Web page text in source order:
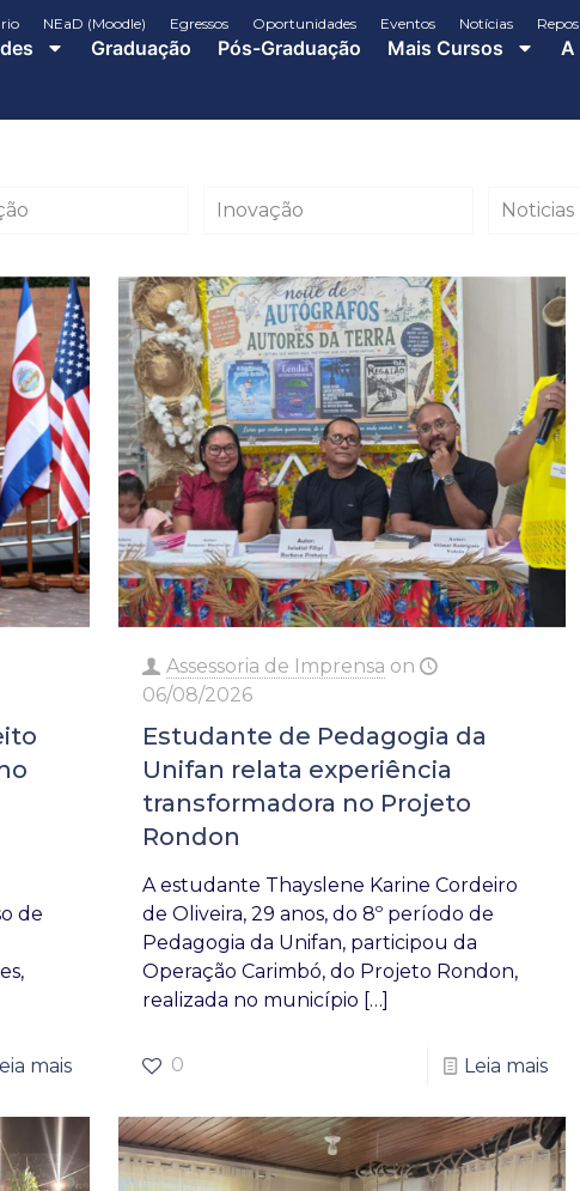
NEaD (Moodle) Egressos Oportunidades Eventos Notícias
Graduação Pós-Graduação Mais Cursos A
Inovação Noticias
de
mais
Assessoria de Imprensa on
06/08/2026
Estudante de Pedagogia da
Unifan relata experiência
transformadora no Projeto
Rondon
A estudante Thayslene Karine Cordeiro
de Oliveira, 29 anos, do 8º período de
Pedagogia da Unifan, participou da
Operação Carimbó, do Projeto Rondon,
realizada no município […]
0 Leia mais